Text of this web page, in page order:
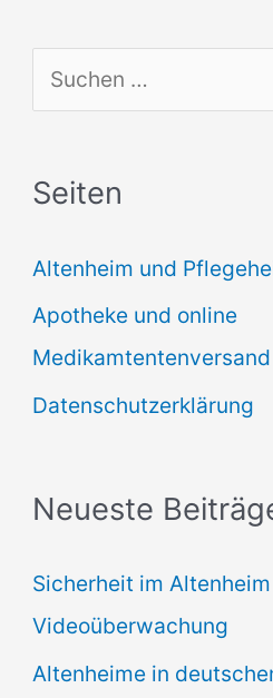
u
h
n
n
a
c
Seiten
Altenheim und
Apotheke und online
Medikamtentenversand
Datenschutzerklärung
Neueste
Sicherheit im
Videoüberwachung
Altenheime in